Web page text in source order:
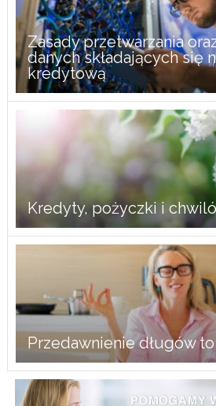
Zasady przetwarzania
danych składających się
kredytową
Kredyty, pożyczki i
Przedawnienie długów